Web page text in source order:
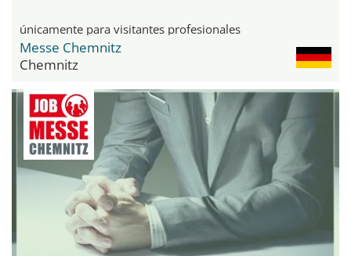
únicamente para visitantes profesionales
Messe Chemnitz
Chemnitz